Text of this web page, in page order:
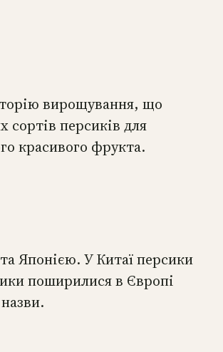
вирощування, що
сортів персиків для
красивого фрукта.
Японією. У Китаї персики
поширилися в Європі